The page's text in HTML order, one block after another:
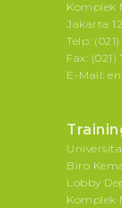
Komplek
Jakarta
Telp:
Fax:
E-Mail:
Biro
Lobby
Komplek